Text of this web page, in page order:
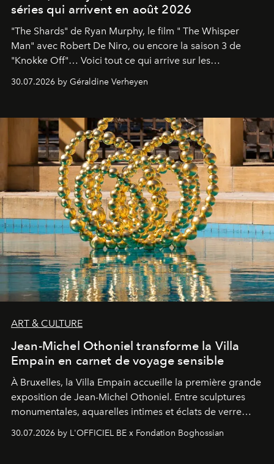
séries qui arrivent en août 2026
"The Shards" de Ryan Murphy, le film " The Whisper
Man" avec Robert De Niro, ou encore la saison 3 de
"Knokke Off"… Voici tout ce qui arrive sur les
plateformes de streaming en août 2026.
30.07.2026 by Géraldine Verheyen
ART & CULTURE
Jean-Michel Othoniel transforme la Villa
Empain en carnet de voyage sensible
À Bruxelles, la Villa Empain accueille la première grande
exposition de Jean-Michel Othoniel. Entre sculptures
monumentales, aquarelles intimes et éclats de verre
soufflé, l’artiste français compose un itinéraire
émotionnel où chaque œuvre devient le souvenir
30.07.2026 by L'OFFICIEL BE x Fondation Boghossian